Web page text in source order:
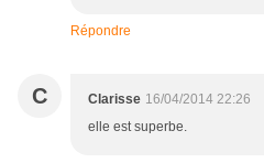
Répondre
C Clarisse 16/04/2014 22:26
elle est superbe.